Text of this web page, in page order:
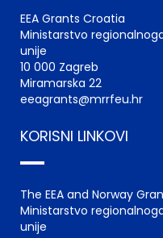
EEA Grants Croatia
Ministarstvo
unije
10 000 Zagreb
Miramarska 22
eeagrants@mrrfeu.hr
KORISNI LINKOVI
The EEA and Norway
Ministarstvo
unije